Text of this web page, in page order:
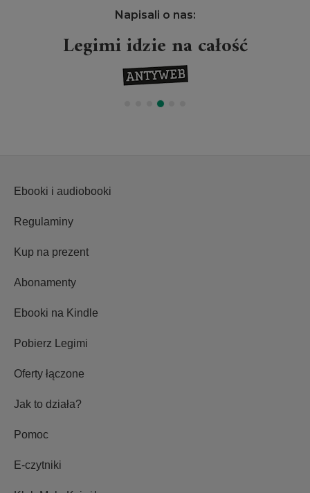
Napisali o nas:
Legimi idzie na całość
Ebooki i audiobooki
Regulaminy
Kup na prezent
Abonamenty
Ebooki na Kindle
Pobierz Legimi
Oferty łączone
Jak to działa?
Pomoc
E-czytniki